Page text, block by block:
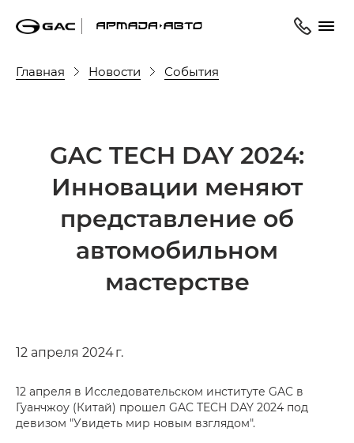
Главная Новости События
GAC TECH DAY 2024:
Инновации меняют
представление об
автомобильном
мастерстве
12 апреля 2024 г.
12 апреля в Исследовательском институте GAC в
Гуанчжоу (Китай) прошел GAC TECH DAY 2024 под
девизом "Увидеть мир новым взглядом".